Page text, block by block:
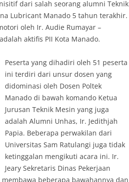
dari salah seorang alumni Teknik
Lubricant Manado 5 tahun terakhir.
oleh Ir. Audie Rumayar –
aktifis PII Kota Manado.
Peserta yang dihadiri oleh 51 peserta
ini terdiri dari unsur dosen yang
didominasi oleh Dosen Poltek
Manado di bawah komando Ketua
Jurusan Teknik Mesin yang juga
adalah Alumni Unhas, Ir. Jedithjah
Papia. Beberapa perwakilan dari
Universitas Sam Ratulangi juga tidak
ketinggalan mengikuti acara ini. Ir.
Jeary Sekretaris Dinas Pekerjaan
beberapa bawahannya dan